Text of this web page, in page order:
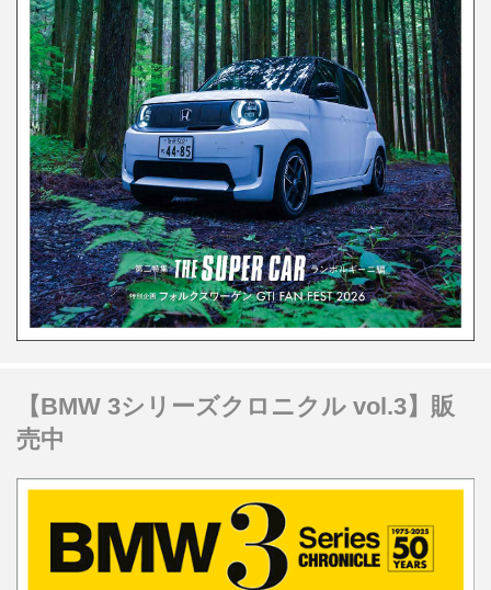
【BMW 3シリーズクロニクル vol.3】販
売中